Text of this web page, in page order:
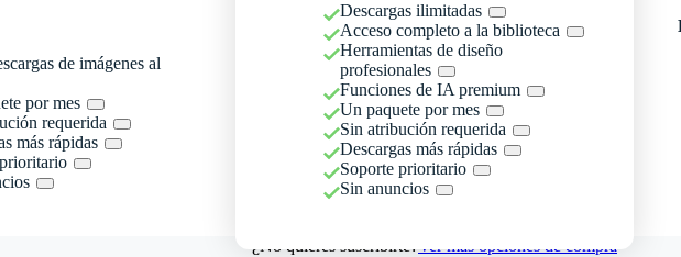
de imágenes al
por mes
requerida
más rápidas
Descargas ilimitadas
Acceso completo a la biblioteca
Herramientas de diseño
profesionales
Funciones de IA premium
Un paquete por mes
Sin atribución requerida
Descargas más rápidas
Soporte prioritario
Sin anuncios
¿No quieres suscribirte?Ver más opciones de compra